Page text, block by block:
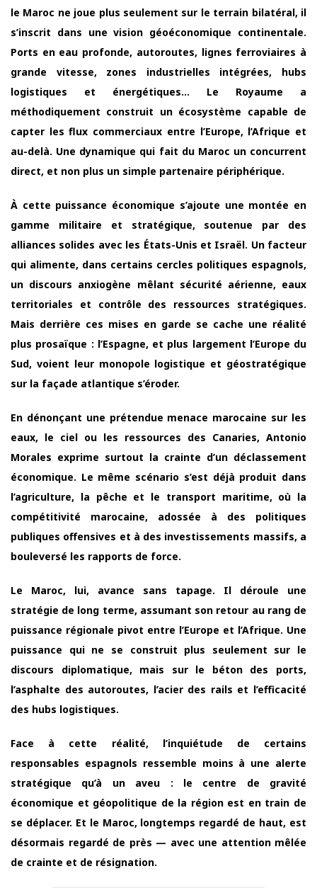
le Maroc ne joue plus seulement sur le terrain bilatéral, il
s’inscrit dans une vision géoéconomique continentale.
Ports en eau profonde, autoroutes, lignes ferroviaires à
grande vitesse, zones industrielles intégrées, hubs
logistiques et énergétiques… Le Royaume a
méthodiquement construit un écosystème capable de
capter les flux commerciaux entre l’Europe, l’Afrique et
au-delà. Une dynamique qui fait du Maroc un concurrent
direct, et non plus un simple partenaire périphérique.
À cette puissance économique s’ajoute une montée en
gamme militaire et stratégique, soutenue par des
alliances solides avec les États-Unis et Israël. Un facteur
qui alimente, dans certains cercles politiques espagnols,
un discours anxiogène mêlant sécurité aérienne, eaux
territoriales et contrôle des ressources stratégiques.
Mais derrière ces mises en garde se cache une réalité
plus prosaïque : l’Espagne, et plus largement l’Europe du
Sud, voient leur monopole logistique et géostratégique
sur la façade atlantique s’éroder.
En dénonçant une prétendue menace marocaine sur les
eaux, le ciel ou les ressources des Canaries, Antonio
Morales exprime surtout la crainte d’un déclassement
économique. Le même scénario s’est déjà produit dans
l’agriculture, la pêche et le transport maritime, où la
compétitivité marocaine, adossée à des politiques
publiques offensives et à des investissements massifs, a
bouleversé les rapports de force.
Le Maroc, lui, avance sans tapage. Il déroule une
stratégie de long terme, assumant son retour au rang de
puissance régionale pivot entre l’Europe et l’Afrique. Une
puissance qui ne se construit plus seulement sur le
discours diplomatique, mais sur le béton des ports,
l’asphalte des autoroutes, l’acier des rails et l’efficacité
des hubs logistiques.
Face à cette réalité, l’inquiétude de certains
responsables espagnols ressemble moins à une alerte
stratégique qu’à un aveu : le centre de gravité
économique et géopolitique de la région est en train de
se déplacer. Et le Maroc, longtemps regardé de haut, est
désormais regardé de près — avec une attention mêlée
de crainte et de résignation.